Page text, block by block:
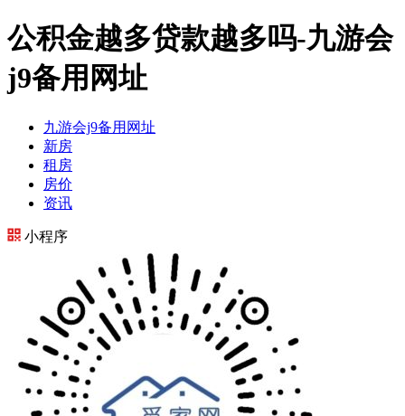
公积金越多贷款越多吗-九游会
j9备用网址
九游会j9备用网址
新房
租房
房价
资讯
小程序